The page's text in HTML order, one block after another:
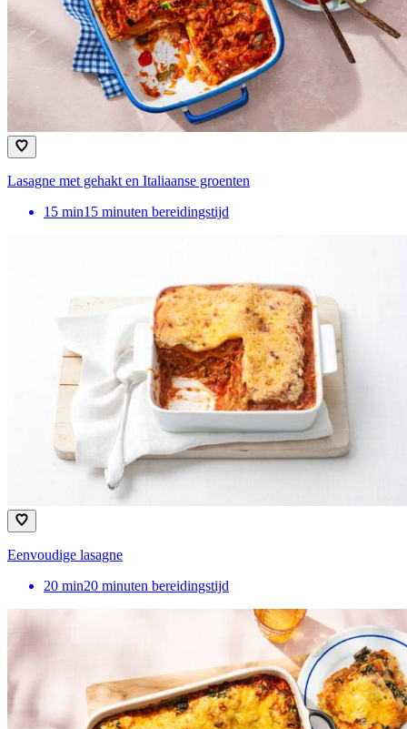
Lasagne met gehakt en Italiaanse groenten
15 min15 minuten bereidingstijd
Eenvoudige lasagne
20 min20 minuten bereidingstijd